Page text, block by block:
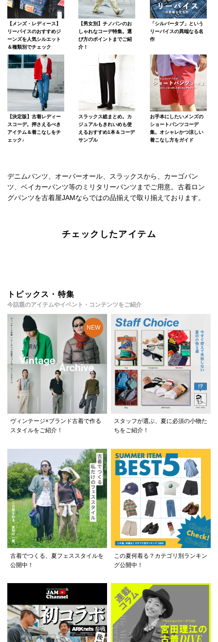
【メンズ・レディース】
リーバイスのおすすめジ
ーンズを人気シルエット
＆種類別でチェック
【男女別】チノパンのお
しゃれなコーデ特集。選
び方のポイントまでご紹
介！
「シルバータブ」という
リーバイスの異端なる名
作
【決定版】古着レディー
スコーデ。押さえるべき
アイテム＆着こなしをチ
ェック♪
スラックス総まとめ。カ
ジュアルもきれいめも使
えるおすすめ1本＆コーデ
サンプル
お手本にしたいメンズの
ショートパンツコーデ
集。オシャレかつ涼しい
着こなし方をガイド
デニムパンツ、オーバーオール、スラックスから、カーゴパン
ツ、ベイカーパンツ等のミリタリーパンツまでご用意。古着ロン
グパンツを古着屋JAMならではの品揃えで取り揃えております。
チェックしたアイテム
トピックス・特集
今話題のアイテムやイベント・コンテンツをご紹介
ヴィンテージ×ブランド古着で作る
スタイルをご紹介！
スタッフが選ぶ、夏に必須の小物た
ちをご紹介！
古着でつくる、夏フェススタイルを
公開中！
この夏何着る？カテゴリ別ランキン
グ公開中！